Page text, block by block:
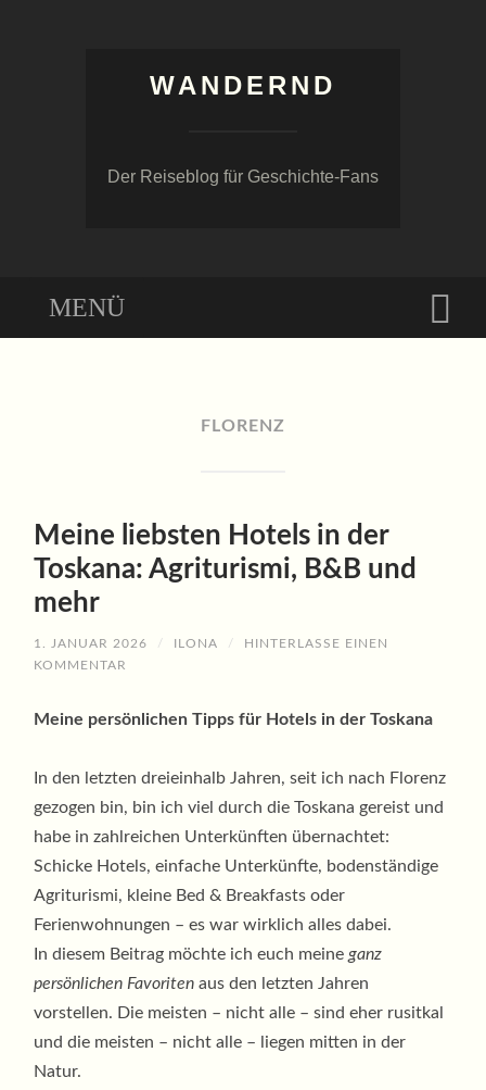
WANDERND
Der Reiseblog für Geschichte-Fans
Menü
FLORENZ
Meine liebsten Hotels in der
Toskana: Agriturismi, B&B und
mehr
1. JANUAR 2026 / ILONA /
HINTERLASSE EINEN
KOMMENTAR
Meine persönlichen Tipps für Hotels in der Toskana
In den letzten dreieinhalb Jahren, seit ich nach Florenz
gezogen bin, bin ich viel durch die Toskana gereist und
habe in zahlreichen Unterkünften übernachtet:
Schicke Hotels, einfache Unterkünfte, bodenständige
Agriturismi, kleine Bed & Breakfasts oder
Ferienwohnungen – es war wirklich alles dabei.
In diesem Beitrag möchte ich euch meine ganz
persönlichen Favoriten aus den letzten Jahren
vorstellen. Die meisten – nicht alle – sind eher rusitkal
und die meisten – nicht alle – liegen mitten in der
Natur.